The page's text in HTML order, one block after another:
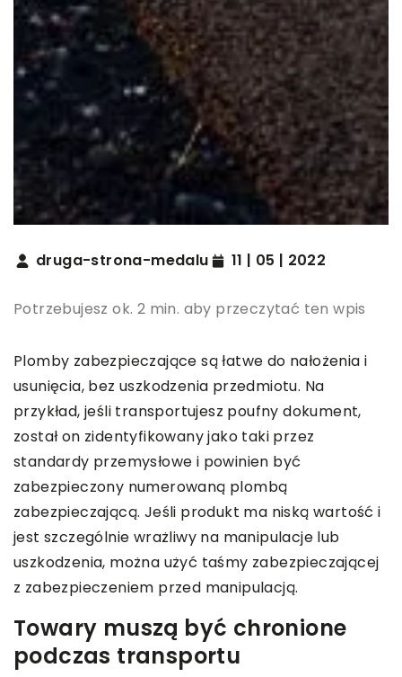
druga-strona-medalu 11 | 05 | 2022
Potrzebujesz ok. 2 min. aby przeczytać ten wpis
Plomby zabezpieczające są łatwe do nałożenia i
usunięcia, bez uszkodzenia przedmiotu. Na
przykład, jeśli transportujesz poufny dokument,
został on zidentyfikowany jako taki przez
standardy przemysłowe i powinien być
zabezpieczony numerowaną plombą
zabezpieczającą. Jeśli produkt ma niską wartość i
jest szczególnie wrażliwy na manipulacje lub
uszkodzenia, można użyć taśmy zabezpieczającej
z zabezpieczeniem przed manipulacją.
Towary muszą być chronione
podczas transportu